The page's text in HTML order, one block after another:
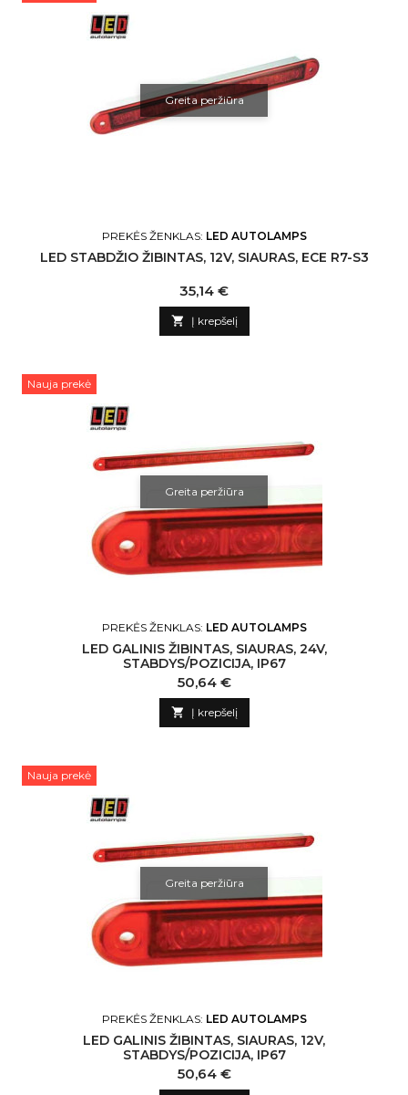
Greita peržiūra
PREKĖS ŽENKLAS: LED AUTOLAMPS
LED STABDŽIO ŽIBINTAS, 12V, SIAURAS, ECE R7-S3
Kaina
35,14 €
 Į krepšelį
Nauja prekė
Greita peržiūra
PREKĖS ŽENKLAS: LED AUTOLAMPS
LED GALINIS ŽIBINTAS, SIAURAS, 24V,
STABDYS/POZICIJA, IP67
Kaina
50,64 €
 Į krepšelį
Nauja prekė
Greita peržiūra
PREKĖS ŽENKLAS: LED AUTOLAMPS
LED GALINIS ŽIBINTAS, SIAURAS, 12V,
STABDYS/POZICIJA, IP67
Kaina
50,64 €